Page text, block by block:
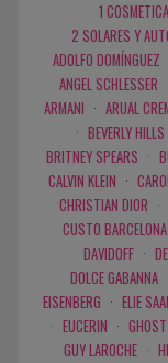
1
2 SOLARES Y
ADOLFO DOMÍNGUEZ
ANGEL SCHLESSER
ARMANI · ARUAL
· BEVERLY HILLS
BRITNEY SPEARS ·
CALVIN KLEIN ·
CHRISTIAN DIOR ·
CUSTO BARCELONA
DAVIDOFF ·
DOLCE GABANNA
EISENBERG · ELIE
· EUCERIN · GHOST
GUY LAROCHE ·